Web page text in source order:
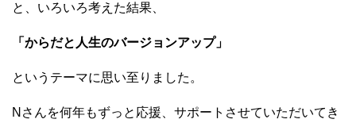
と、いろいろ考えた結果、
「からだと人生のバージョンアップ」
というテーマに思い至りました。
Nさんを何年もずっと応援、サポートさせていただいてき